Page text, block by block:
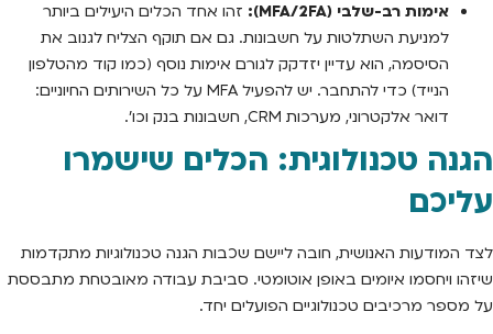
אימות רב-שלבי (MFA/2FA):
זהו אחד הכלים היעילים ביותר
למניעת השתלטות על חשבונות. גם אם תוקף הצליח לגנוב את
הסיסמה, הוא עדיין יזדקק לגורם אימות נוסף (כמו קוד מהטלפון
הנייד) כדי להתחבר. יש להפעיל MFA על כל השירותים החיוניים:
דואר אלקטרוני, מערכות CRM, חשבונות בנק וכו'.
הגנה טכנולוגית: הכלים שישמרו
עליכם
לצד המודעות האנושית, חובה ליישם שכבות הגנה טכנולוגיות מתקדמות
שיזהו ויחסמו איומים באופן אוטומטי. סביבת עבודה מאובטחת מתבססת
על מספר מרכיבים טכנולוגיים הפועלים יחד.